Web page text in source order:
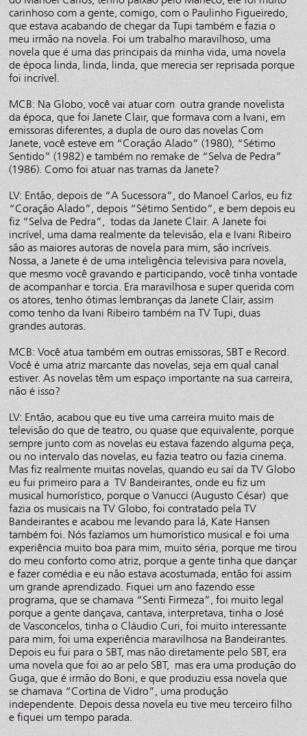
carinhoso com a gente, comigo, com o Paulinho Figueiredo,
que estava acabando de chegar da Tupi também e fazia o
meu irmão na novela. Foi um trabalho maravilhoso, uma
novela que é uma das principais da minha vida, uma novela
de época linda, linda, linda, que merecia ser reprisada porque
foi incrível.
MCB: Na Globo, você vai atuar com outra grande novelista
da época, que foi Janete Clair, que formava com a Ivani, em
emissoras diferentes, a dupla de ouro das novelas Com
Janete, você esteve em “Coração Alado” (1980), “Sétimo
Sentido” (1982) e também no remake de “Selva de Pedra”
(1986). Como foi atuar nas tramas da Janete?
LV: Então, depois de “A Sucessora”, do Manoel Carlos, eu fiz
“Coração Alado”, depois “Sétimo Sentido”, e bem depois eu
fiz “Selva de Pedra”, todas da Janete Clair. A Janete foi
incrível, uma dama realmente da televisão, ela e Ivani Ribeiro
são as maiores autoras de novela para mim, são incríveis.
Nossa, a Janete é de uma inteligência televisiva para novela,
que mesmo você gravando e participando, você tinha vontade
de acompanhar e torcia. Era maravilhosa e super querida com
os atores, tenho ótimas lembranças da Janete Clair, assim
como tenho da Ivani Ribeiro também na TV Tupi, duas
grandes autoras.
MCB: Você atua também em outras emissoras, SBT e Record.
Você é uma atriz marcante das novelas, seja em qual canal
estiver. As novelas têm um espaço importante na sua carreira,
não é isso?
LV: Então, acabou que eu tive uma carreira muito mais de
televisão do que de teatro, ou quase que equivalente, porque
sempre junto com as novelas eu estava fazendo alguma peça,
ou no intervalo das novelas, eu fazia teatro ou fazia cinema.
Mas fiz realmente muitas novelas, quando eu saí da TV Globo
eu fui primeiro para a TV Bandeirantes, onde eu fiz um
musical humorístico, porque o Vanucci (Augusto César) que
fazia os musicais na TV Globo, foi contratado pela TV
Bandeirantes e acabou me levando para lá, Kate Hansen
também foi. Nós fazíamos um humorístico musical e foi uma
experiência muito boa para mim, muito séria, porque me tirou
do meu conforto como atriz, porque a gente tinha que dançar
e fazer comédia e eu não estava acostumada, então foi assim
um grande aprendizado. Fiquei um ano fazendo esse
programa, que se chamava “Senti Firmeza”, foi muito legal
porque a gente dançava, cantava, interpretava, tinha o José
de Vasconcelos, tinha o Cláudio Curi, foi muito interessante
para mim, foi uma experiência maravilhosa na Bandeirantes.
Depois eu fui para o SBT, mas não diretamente pelo SBT, era
uma novela que foi ao ar pelo SBT, mas era uma produção do
Guga, que é irmão do Boni, e que produziu essa novela que
se chamava “Cortina de Vidro”, uma produção
independente. Depois dessa novela eu tive meu terceiro filho
e fiquei um tempo parada.